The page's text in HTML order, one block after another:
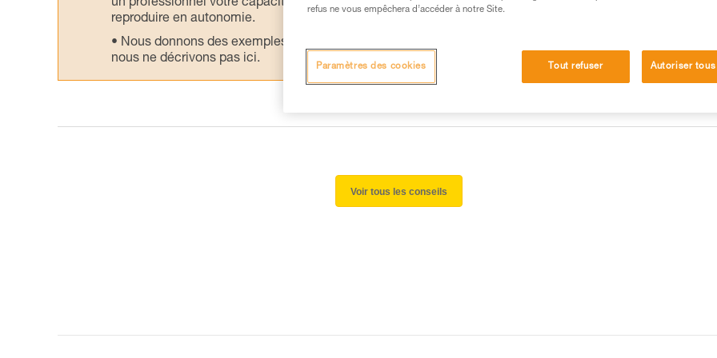
un professionnel votre capacité à refaire la manipulation, seul, en toute sécurité, avant de la
reproduire en autonomie.
Nous donnons des exemples de techniques liées à votre activité. Il peut en exister d’autres que
nous ne décrivons pas ici.
Voir tous les conseils
refus ne vous empêchera d’accéder à notre Site.
Tout refuser Autoriser
Paramètres des cookies